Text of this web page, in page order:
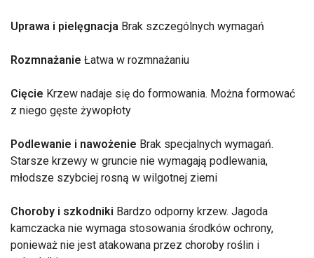
Uprawa i pielęgnacja Brak szczególnych wymagań
Rozmnażanie Łatwa w rozmnażaniu
Cięcie Krzew nadaje się do formowania. Można formować
z niego gęste żywopłoty
Podlewanie i nawożenie Brak specjalnych wymagań.
Starsze krzewy w gruncie nie wymagają podlewania,
młodsze szybciej rosną w wilgotnej ziemi
Choroby i szkodniki Bardzo odporny krzew. Jagoda
kamczacka nie wymaga stosowania środków ochrony,
ponieważ nie jest atakowana przez choroby roślin i